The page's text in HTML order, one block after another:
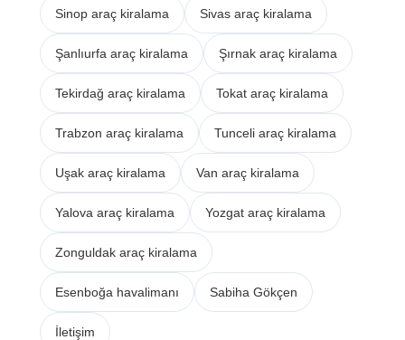
Sinop araç kiralama Sivas araç kiralama
Şanlıurfa araç kiralama Şırnak araç kiralama
Tekirdağ araç kiralama Tokat araç kiralama
Trabzon araç kiralama Tunceli araç kiralama
Uşak araç kiralama Van araç kiralama
Yalova araç kiralama Yozgat araç kiralama
Zonguldak araç kiralama
Esenboğa havalimanı Sabiha Gökçen
İletişim